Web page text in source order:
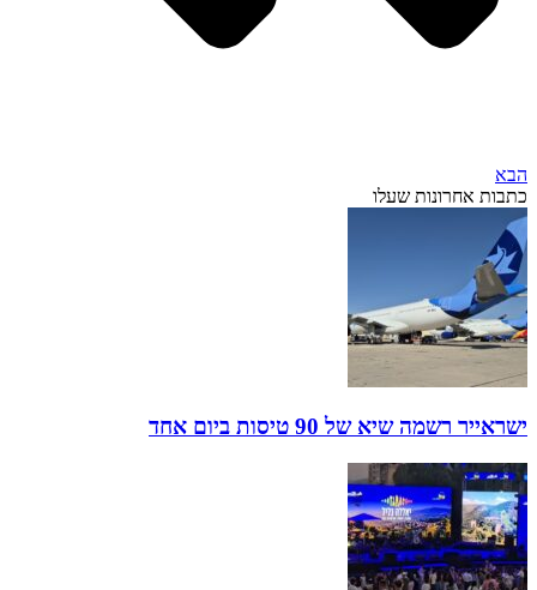
הבא
כתבות אחרונות שעלו
ישראייר רשמה שיא של 90 טיסות ביום אחד